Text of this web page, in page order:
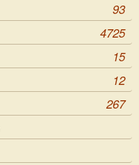
93
4725
15
12
267